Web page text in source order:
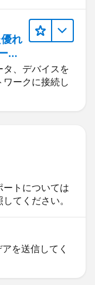
れ
シ
、デバイスを
ークに接続し
トについては
てください。
を送信してく